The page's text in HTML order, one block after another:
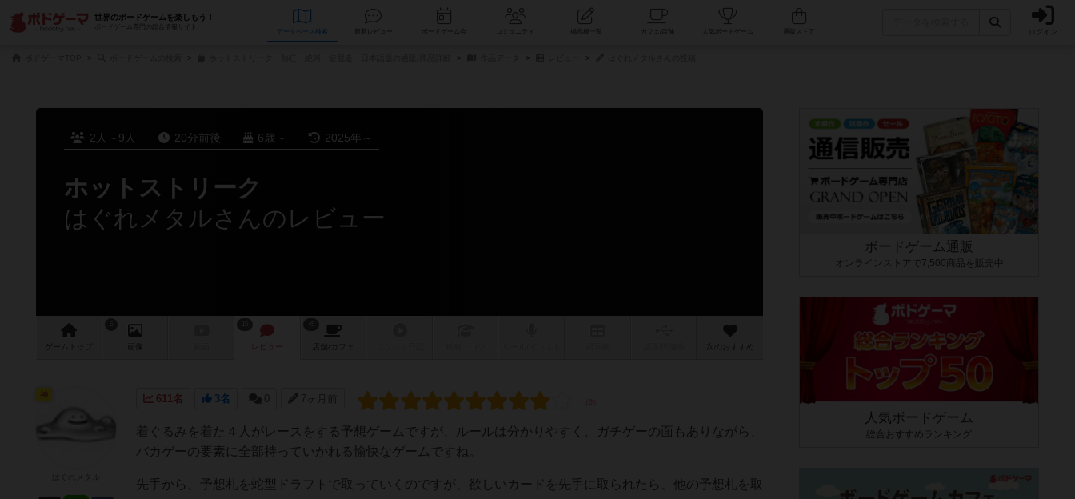
世界のボードゲームを楽しもう！
ボードゲーム専門の総合情報サイト
データベース コミュニティ 人気ボードゲーム ログイン
2人～9人 20分前後 6歳～ 2025年～
ホットストリーク
はぐれメタルさんのレビュー
ゲーム 画像 レビュー 店舗/ カフェ 次のおすすめ
611名 3名 0 7ヶ月前
着ぐるみを着た４人がレースをする予想ゲームですが、ルールは分かりやすく、ガチゲーの面もありながら、
バカゲーの要素に全部持っていかれる愉快なゲームですね。
先手から、予想札を蛇型ドラフトで取っていくのですが、欲しいカードを先手に取られたら、他の予想札を取
ボードゲーム通販
オンラインストアで7,500商品を販売中
人気ボードゲーム
総合おすすめランキング